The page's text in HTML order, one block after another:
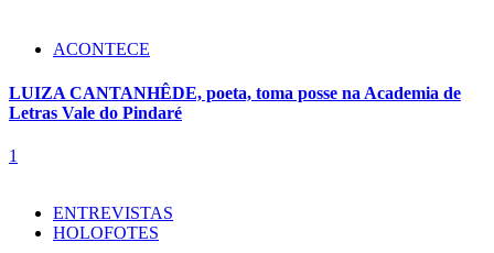
ACONTECE
LUIZA CANTANHÊDE, poeta, toma posse na Academia de
Letras Vale do Pindaré
1
ENTREVISTAS
HOLOFOTES